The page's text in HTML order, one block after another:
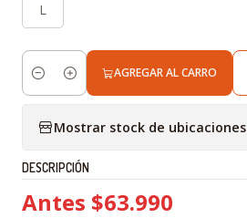
L
Cantidad
AGREGAR AL CARRO
Mostrar stock de ubicaciones
DESCRIPCIÓN
Antes $63.990